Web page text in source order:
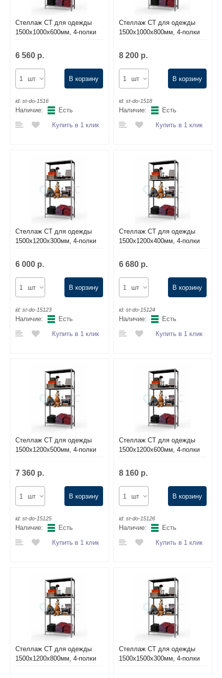
Стеллаж СТ для одежды
1500х1000х600мм, 4-полки
6 560 р.
шт В корзину
id: st-do-1516
Наличие:
Есть
Купить в 1 клик
Стеллаж СТ для одежды
1500х1000х800мм, 4-полки
8 200 р.
шт В корзину
id: st-do-1518
Наличие:
Есть
Купить в 1 клик
Стеллаж СТ для одежды
1500х1200х300мм, 4-полки
6 000 р.
шт В корзину
id: st-do-15123
Наличие:
Есть
Купить в 1 клик
Стеллаж СТ для одежды
1500х1200х400мм, 4-полки
6 680 р.
шт В корзину
id: st-do-15124
Наличие:
Есть
Купить в 1 клик
Стеллаж СТ для одежды
1500х1200х500мм, 4-полки
7 360 р.
шт В корзину
id: st-do-15125
Наличие:
Есть
Купить в 1 клик
Стеллаж СТ для одежды
1500х1200х600мм, 4-полки
8 160 р.
шт В корзину
id: st-do-15126
Наличие:
Есть
Купить в 1 клик
Стеллаж СТ для одежды
1500х1200х800мм, 4-полки
Стеллаж СТ для одежды
1500х1500х300мм, 4-полки